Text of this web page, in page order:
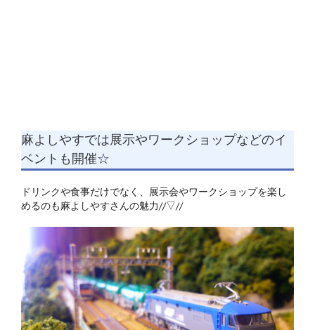
麻よしやすでは展示やワークショップなどのイ
ベントも開催☆
ドリンクや食事だけでなく、展示会やワークショップを楽し
めるのも麻よしやすさんの魅力//▽//